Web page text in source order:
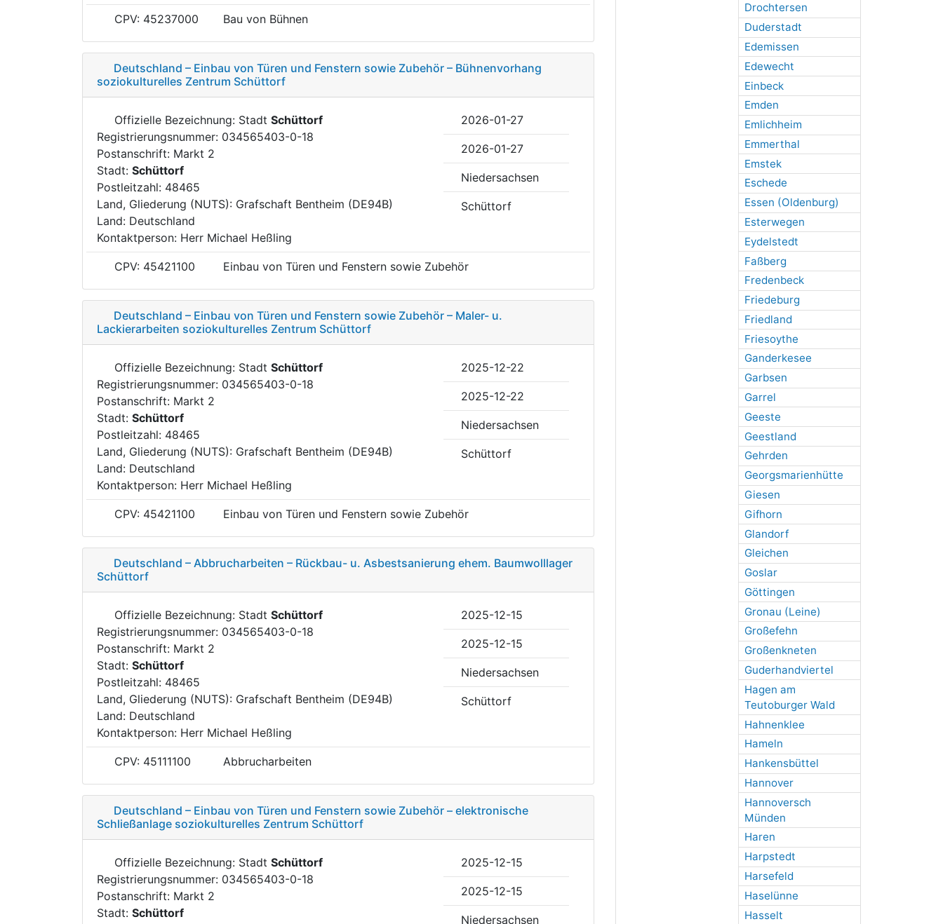
Drochtersen
Duderstadt
Edemissen
Edewecht
Einbeck
Emden
Emlichheim
Emmerthal
Emstek
Eschede
Essen (Oldenburg)
Esterwegen
Eydelstedt
Faßberg
Fredenbeck
Friedeburg
Friedland
Friesoythe
Ganderkesee
Garbsen
Garrel
Geeste
Geestland
Gehrden
Georgsmarienhütte
Giesen
Gifhorn
Glandorf
Gleichen
Goslar
Göttingen
Gronau (Leine)
Großefehn
Großenkneten
Guderhandviertel
Hagen am
Teutoburger Wald
Hahnenklee
Hameln
Hankensbüttel
Hannover
Hannoversch
Münden
Haren
Harpstedt
Harsefeld
Haselünne
Hasselt
CPV: 45237000 Bau von Bühnen
Deutschland – Einbau von Türen und Fenstern sowie Zubehör – Bühnenvorhang
soziokulturelles Zentrum Schüttorf
Offizielle Bezeichnung: Stadt Schüttorf
Registrierungsnummer: 034565403-0-18
Postanschrift: Markt 2
Stadt: Schüttorf
Postleitzahl: 48465
Land, Gliederung (NUTS): Grafschaft Bentheim (DE94B)
Land: Deutschland
Kontaktperson: Herr Michael Heßling
2026-01-27
2026-01-27
Niedersachsen
Schüttorf
CPV: 45421100 Einbau von Türen und Fenstern sowie Zubehör
Deutschland – Einbau von Türen und Fenstern sowie Zubehör – Maler- u.
Lackierarbeiten soziokulturelles Zentrum Schüttorf
Offizielle Bezeichnung: Stadt Schüttorf
Registrierungsnummer: 034565403-0-18
Postanschrift: Markt 2
Stadt: Schüttorf
Postleitzahl: 48465
Land, Gliederung (NUTS): Grafschaft Bentheim (DE94B)
Land: Deutschland
Kontaktperson: Herr Michael Heßling
2025-12-22
2025-12-22
Niedersachsen
Schüttorf
CPV: 45421100 Einbau von Türen und Fenstern sowie Zubehör
Deutschland – Abbrucharbeiten – Rückbau- u. Asbestsanierung ehem. Baumwolllager
Schüttorf
Offizielle Bezeichnung: Stadt Schüttorf
Registrierungsnummer: 034565403-0-18
Postanschrift: Markt 2
Stadt: Schüttorf
Postleitzahl: 48465
Land, Gliederung (NUTS): Grafschaft Bentheim (DE94B)
Land: Deutschland
Kontaktperson: Herr Michael Heßling
2025-12-15
2025-12-15
Niedersachsen
Schüttorf
CPV: 45111100 Abbrucharbeiten
Deutschland – Einbau von Türen und Fenstern sowie Zubehör – elektronische
Schließanlage soziokulturelles Zentrum Schüttorf
Offizielle Bezeichnung: Stadt Schüttorf
Registrierungsnummer: 034565403-0-18
Postanschrift: Markt 2
Stadt: Schüttorf
2025-12-15
2025-12-15
Niedersachsen